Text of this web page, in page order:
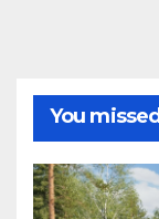
You missed